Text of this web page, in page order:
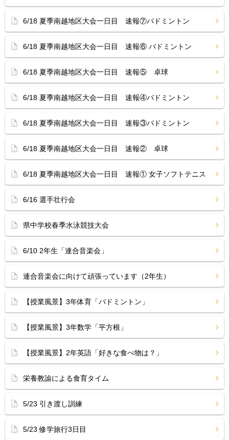
6/18 夏季南越地区大会一日目 速報⑦バドミントン
6/18 夏季南越地区大会一日目 速報⑥ バドミントン
6/18 夏季南越地区大会一日目 速報⑤ 卓球
6/18 夏季南越地区大会一日目 速報④バドミントン
6/18 夏季南越地区大会一日目 速報③バドミントン
6/18 夏季南越地区大会一日目 速報② 卓球
6/18 夏季南越地区大会一日目 速報① 女子ソフトテニス
6/16 選手壮行会
県中学校春季水泳競技大会
6/10 2年生「連合音楽会」
連合音楽会に向けて頑張っています（2年生）
【授業風景】3年体育「バドミントン」
【授業風景】3年数学「平方根」
【授業風景】2年英語「好きな食べ物は？」
栄養教諭による食育タイム
5/23 引き渡し訓練
5/23 修学旅行3日目